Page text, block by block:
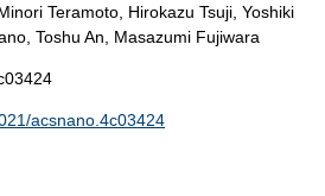
Teramoto, Hirokazu Tsuji, Yoshiki
Toshu An, Masazumi Fujiwara
acsnano.4c03424